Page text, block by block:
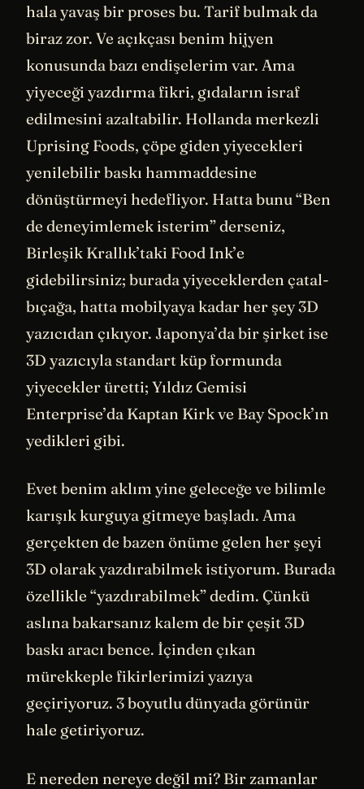
hala yavaş bir proses bu. Tarif bulmak da
biraz zor. Ve açıkçası benim hijyen
konusunda bazı endişelerim var. Ama
yiyeceği yazdırma fikri, gıdaların israf
edilmesini azaltabilir. Hollanda merkezli
Uprising Foods, çöpe giden yiyecekleri
yenilebilir baskı hammaddesine
dönüştürmeyi hedefliyor. Hatta bunu “Ben
de deneyimlemek isterim” derseniz,
Birleşik Krallık’taki Food Ink’e
gidebilirsiniz; burada yiyeceklerden çatal-
bıçağa, hatta mobilyaya kadar her şey 3D
yazıcıdan çıkıyor. Japonya’da bir şirket ise
3D yazıcıyla standart küp formunda
yiyecekler üretti; Yıldız Gemisi
Enterprise’da Kaptan Kirk ve Bay Spock’ın
yedikleri gibi.
Evet benim aklım yine geleceğe ve bilimle
karışık kurguya gitmeye başladı. Ama
gerçekten de bazen önüme gelen her şeyi
3D olarak yazdırabilmek istiyorum. Burada
özellikle “yazdırabilmek” dedim. Çünkü
aslına bakarsanız kalem de bir çeşit 3D
baskı aracı bence. İçinden çıkan
mürekkeple fikirlerimizi yazıya
geçiriyoruz. 3 boyutlu dünyada görünür
hale getiriyoruz.
E nereden nereye değil mi? Bir zamanlar